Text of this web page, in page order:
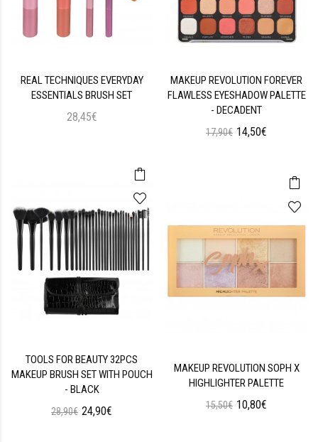
REAL TECHNIQUES EVERYDAY
ESSENTIALS BRUSH SET
28,45€
TOOLS FOR BEAUTY 32PCS
MAKEUP BRUSH SET WITH POUCH
- BLACK
28,90€ 24,90€
MAKEUP REVOLUTION FOREVER
FLAWLESS EYESHADOW PALETTE
- DECADENT
17,90€ 14,50€
MAKEUP REVOLUTION SOPH X
HIGHLIGHTER PALETTE
15,50€ 10,80€